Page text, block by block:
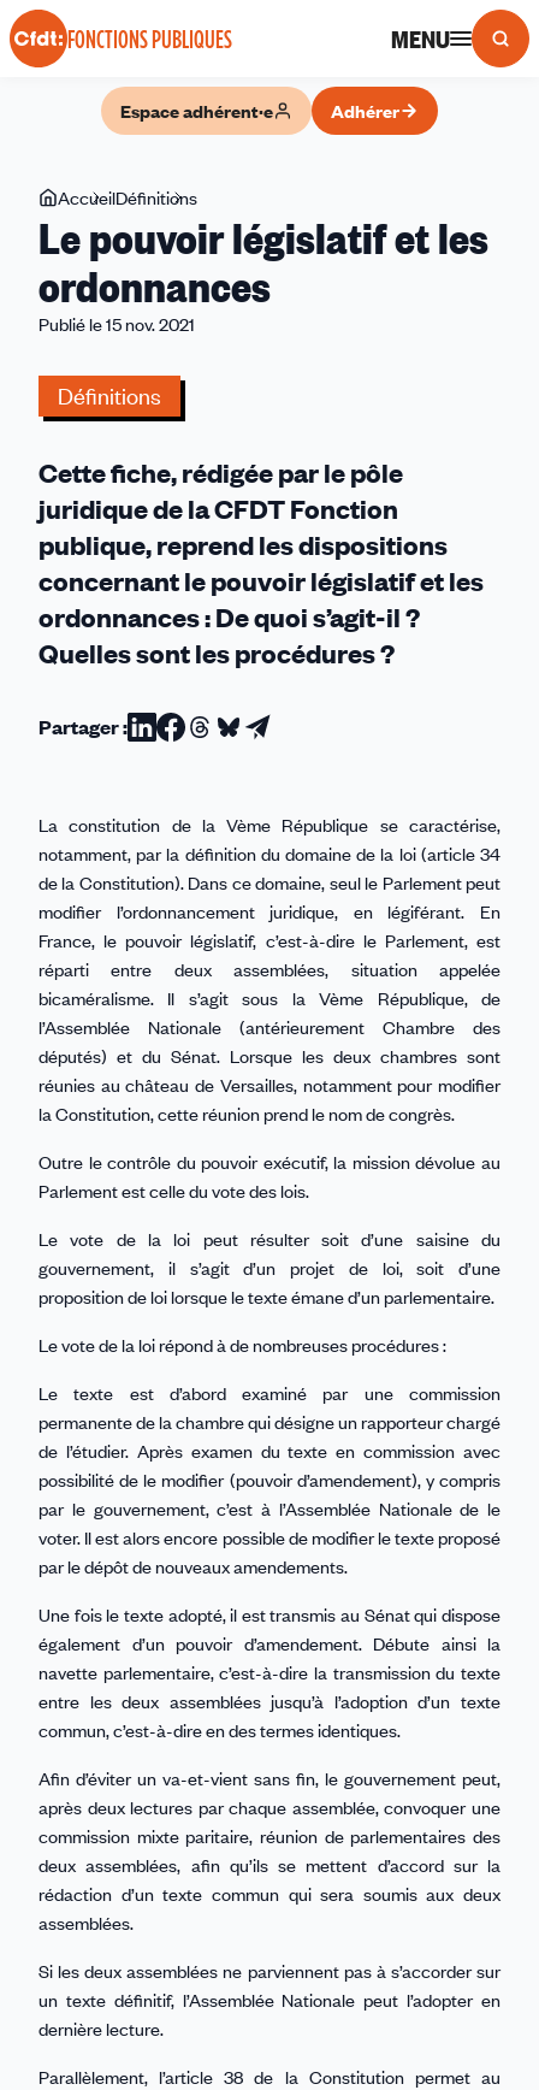
Panneau de gestion des cookies
FONCTIONS PUBLIQUES MENU
Espace adhérent·e Adhérer
Vous
êtes
ici
AccueilDéfinitions
pouvoir
et
Le pouvoir législatif et les
ordonnances
Publié le 15 nov. 2021
Définitions
Cette fiche, rédigée par le pôle
juridique de la CFDT Fonction
publique, reprend les dispositions
concernant le pouvoir législatif et les
ordonnances : De quoi s’agit-il ?
Quelles sont les procédures ?
Partager :Partager
Linkedin
Partager
Facebook
Partager
Threads
Partager
Bluesky
Partager
email
La constitution de la Vème République se caractérise,
notamment, par la définition du domaine de la loi (article 34
de la Constitution). Dans ce domaine, seul le Parlement peut
modifier l’ordonnancement juridique, en légiférant. En
France, le pouvoir législatif, c’est-à-dire le Parlement, est
réparti entre deux assemblées, situation appelée
bicaméralisme. Il s’agit sous la Vème République, de
l’Assemblée Nationale (antérieurement Chambre des
députés) et du Sénat. Lorsque les deux chambres sont
réunies au château de Versailles, notamment pour modifier
la Constitution, cette réunion prend le nom de congrès.
Outre le contrôle du pouvoir exécutif, la mission dévolue au
Parlement est celle du vote des lois.
Le vote de la loi peut résulter soit d’une saisine du
gouvernement, il s’agit d’un projet de loi, soit d’une
proposition de loi lorsque le texte émane d’un parlementaire.
Le vote de la loi répond à de nombreuses procédures :
Le texte est d’abord examiné par une commission
permanente de la chambre qui désigne un rapporteur chargé
de l’étudier. Après examen du texte en commission avec
possibilité de le modifier (pouvoir d’amendement), y compris
par le gouvernement, c’est à l’Assemblée Nationale de le
voter. Il est alors encore possible de modifier le texte proposé
par le dépôt de nouveaux amendements.
Une fois le texte adopté, il est transmis au Sénat qui dispose
également d’un pouvoir d’amendement. Débute ainsi la
navette parlementaire, c’est-à-dire la transmission du texte
entre les deux assemblées jusqu’à l’adoption d’un texte
commun, c’est-à-dire en des termes identiques.
Afin d’éviter un va-et-vient sans fin, le gouvernement peut,
après deux lectures par chaque assemblée, convoquer une
commission mixte paritaire, réunion de parlementaires des
deux assemblées, afin qu’ils se mettent d’accord sur la
rédaction d’un texte commun qui sera soumis aux deux
assemblées.
Si les deux assemblées ne parviennent pas à s’accorder sur
un texte définitif, l’Assemblée Nationale peut l’adopter en
dernière lecture.
Parallèlement, l’article 38 de la Constitution permet au